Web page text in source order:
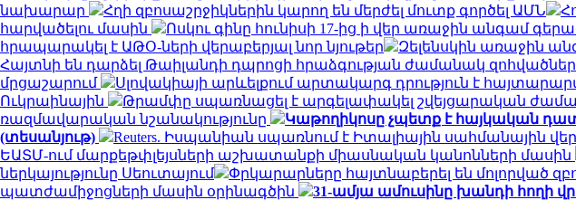
նախարար
Հղի զբոսաշրջիկներին կարող են մերժել մուտք գործել ԱՄՆ
հարվածելու մասին
Ոսկու գինը հունիսի 17-ից ի վեր առաջին անգամ
հրապարակել է ԱԹՕ-ների վերաբերյալ նոր նյութեր
Զելենսկին առաջին
Հայտնի են դարձել Թաիլանդի դպրոցի հրաձգության ժամանակ
մրցաշարում
Սլովակիայի արևելքում արտակարգ դրություն է
Ուկրաինային
Թրամփը սպառնացել է արգելափակել շվեյցարական
ռազմավարական նշանակությունը
Կաթողիկոսը չպետք է հայկական
(տեսանյութ)
Reuters. Իսպանիան սպառնում է Իտալիային սահմանային
ԵԱՏՄ-ում մարքեթփլեյսների աշխատանքի միասնական կանոնների մասին
ներկայությունը Սեուտայում
Փրկարարները հայտնաբերել են մոլորված
պատժամիջոցների մասին օրինագծին
31-ամյա ամուսինը խանդի հողի